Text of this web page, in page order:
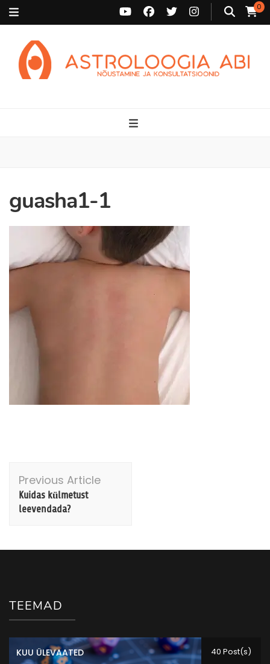
0
guasha1-1
Post
Navigation
Previous Article
Kuidas külmetust
leevendada?
TEEMAD
KUU ÜLEVAATED 40 Post(s)